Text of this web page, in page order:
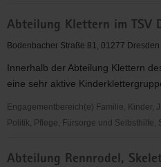
-
Alphabetisierung,
Chancen
in
Dresden
e.V.
Abteilung Klettern im TSV
Bodenbacher Straße 81, 01277 Dresden
Innerhalb der Abteilung Klettern
eine sehr aktive
Engagementbereich(e) Familie, Kinder,
Politik, Pflege, Fürsorge und Selbsthilfe,
Klettern
Abteilung Rennrodel,